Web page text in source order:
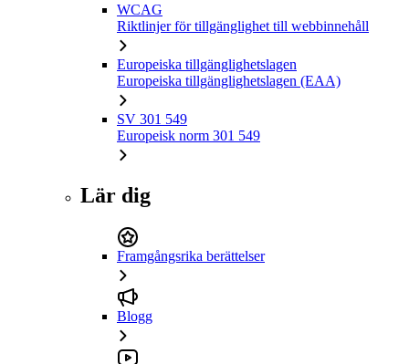
WCAG
Riktlinjer för tillgänglighet till webbinnehåll
Europeiska tillgänglighetslagen
Europeiska tillgänglighetslagen (EAA)
SV 301 549
Europeisk norm 301 549
Lär dig
Framgångsrika berättelser
Blogg